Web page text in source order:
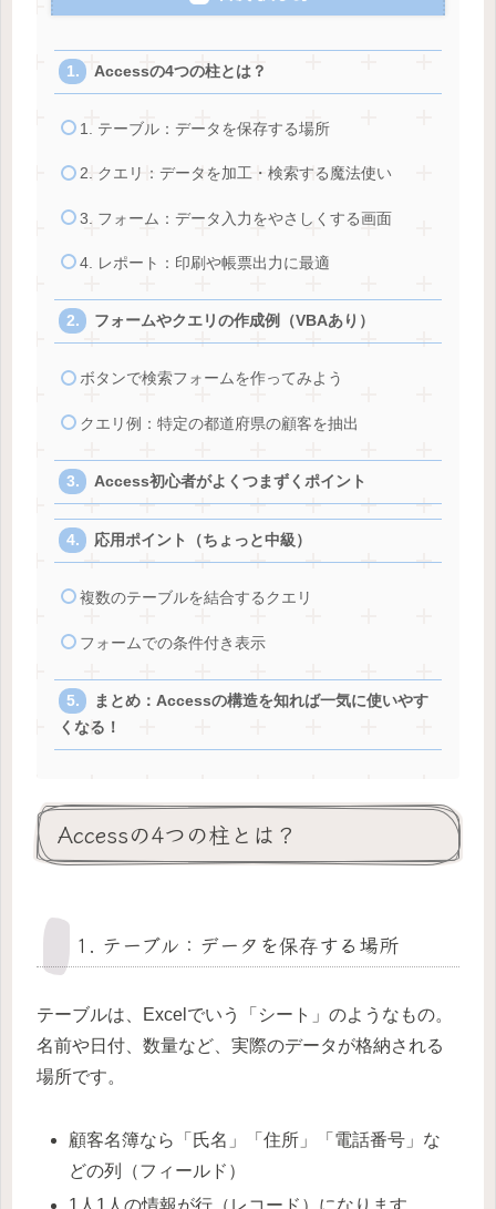
Accessの4つの柱とは？
1. テーブル：データを保存する場所
2. クエリ：データを加工・検索する魔法使い
3. フォーム：データ入力をやさしくする画面
4. レポート：印刷や帳票出力に最適
フォームやクエリの作成例（VBAあり）
ボタンで検索フォームを作ってみよう
クエリ例：特定の都道府県の顧客を抽出
Access初心者がよくつまずくポイント
応用ポイント（ちょっと中級）
複数のテーブルを結合するクエリ
フォームでの条件付き表示
まとめ：Accessの構造を知れば一気に使いやす
くなる！
Accessの4つの柱とは？
1. テーブル：データを保存する場所
テーブルは、Excelでいう「シート」のようなもの。
名前や日付、数量など、実際のデータが格納される
場所です。
顧客名簿なら「氏名」「住所」「電話番号」な
どの列（フィールド）